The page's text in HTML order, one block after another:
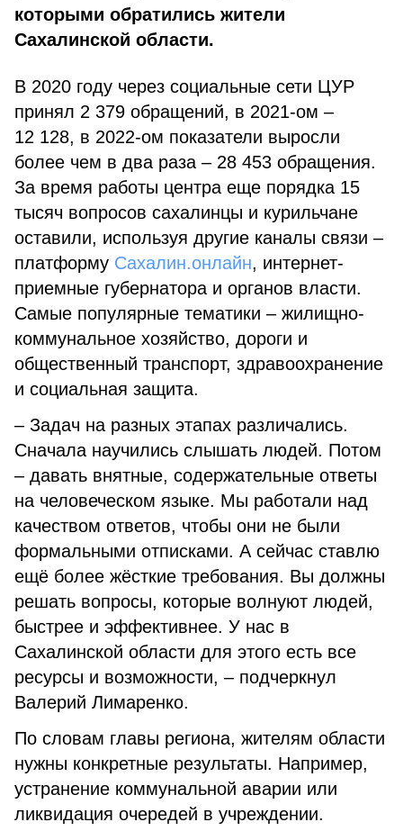
которыми обратились жители
Сахалинской области.
В 2020 году через социальные сети ЦУР
принял 2 379 обращений, в 2021-ом –
12 128, в 2022-ом показатели выросли
более чем в два раза – 28 453 обращения.
За время работы центра еще порядка 15
тысяч вопросов сахалинцы и курильчане
оставили, используя другие каналы связи –
платформу Сахалин.онлайн, интернет-
приемные губернатора и органов власти.
Самые популярные тематики – жилищно-
коммунальное хозяйство, дороги и
общественный транспорт, здравоохранение
и социальная защита.
– Задач на разных этапах различались.
Сначала научились слышать людей. Потом
– давать внятные, содержательные ответы
на человеческом языке. Мы работали над
качеством ответов, чтобы они не были
формальными отписками. А сейчас ставлю
ещё более жёсткие требования. Вы должны
решать вопросы, которые волнуют людей,
быстрее и эффективнее. У нас в
Сахалинской области для этого есть все
ресурсы и возможности, – подчеркнул
Валерий Лимаренко.
По словам главы региона, жителям области
нужны конкретные результаты. Например,
устранение коммунальной аварии или
ликвидация очередей в учреждении.